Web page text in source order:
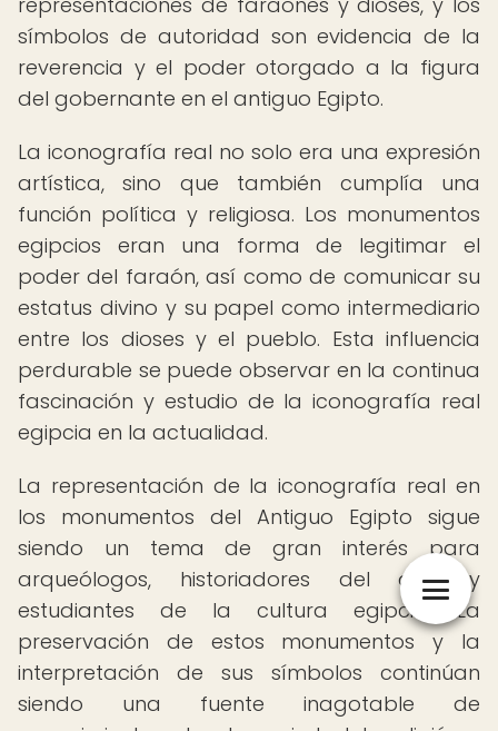
símbolos de autoridad son evidencia de la
reverencia y el poder otorgado a la figura
del gobernante en el antiguo Egipto.
La iconografía real no solo era una expresión
artística, sino que también cumplía una
función política y religiosa. Los monumentos
egipcios eran una forma de legitimar el
poder del faraón, así como de comunicar su
estatus divino y su papel como intermediario
entre los dioses y el pueblo. Esta influencia
perdurable se puede observar en la continua
fascinación y estudio de la iconografía real
egipcia en la actualidad.
La representación de la iconografía real en
los monumentos del Antiguo Egipto sigue
siendo un tema de gran interés para
arqueólogos, historiadores del arte y
estudiantes de la cultura egipcia. La
preservación de estos monumentos y la
interpretación de sus símbolos continúan
siendo una fuente inagotable de